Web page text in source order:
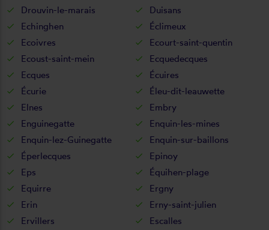
Drouvin-le-marais
Duisans
Echinghen
Éclimeux
Ecoivres
Ecourt-saint-quentin
Ecoust-saint-mein
Ecquedecques
Ecques
Écuires
Écurie
Éleu-dit-leauwette
Elnes
Embry
Enguinegatte
Enquin-les-mines
Enquin-lez-Guinegatte
Enquin-sur-baillons
Éperlecques
Epinoy
Eps
Équihen-plage
Equirre
Ergny
Erin
Erny-saint-julien
Ervillers
Escalles